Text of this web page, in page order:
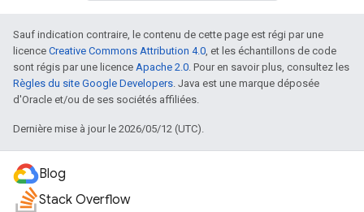
Sauf indication contraire, le contenu de cette page est régi par une
licence Creative Commons Attribution 4.0, et les échantillons de code
sont régis par une licence Apache 2.0. Pour en savoir plus, consultez les
Règles du site Google Developers. Java est une marque déposée
d'Oracle et/ou de ses sociétés affiliées.
Dernière mise à jour le 2026/05/12 (UTC).
Blog
Stack Overflow